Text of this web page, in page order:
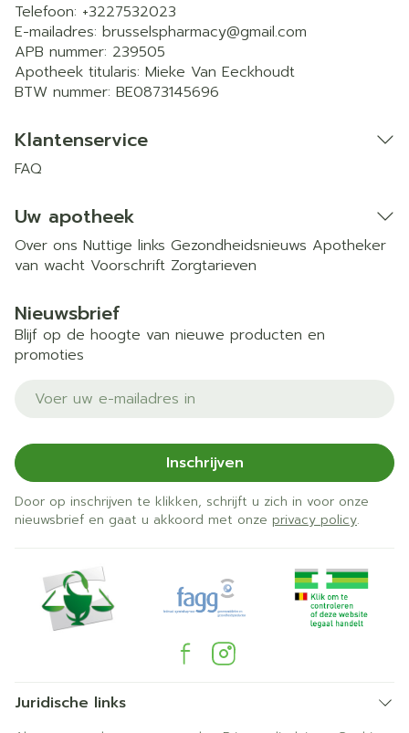
Telefoon: +3227532023
E-mailadres: brusselspharmacy@gmail.com
APB nummer: 239505
Apotheek titularis: Mieke Van Eeckhoudt
BTW nummer: BE0873145696
Klantenservice
FAQ
Uw apotheek
Over ons Nuttige links Gezondheidsnieuws Apotheker
van wacht Voorschrift Zorgtarieven
Nieuwsbrief
Blijf op de hoogte van nieuwe producten en
promoties
E-mail adres
Inschrijven
Door op inschrijven te klikken, schrijft u zich in voor onze
nieuwsbrief en gaat u akkoord met onze privacy policy.
Juridische links